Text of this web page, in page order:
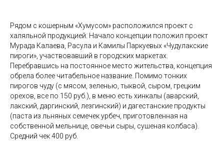
Рядом с кошерным «Хумусом» расположился проект с
халяльной продукцией. Начало концепции положил проект
Мурада Калаева, Расула и Камилы Паркуевых «Чудулакские
пироги», участвовавший в городских маркетах.
Перебравшись на постоянное место жительства, концепция
обрела более читабельное название. Помимо тонких
пирогов чуду (с мясом, зеленью, тыквой, сыром, грецким
орехов, все по 150 руб.), в меню есть хинкалы (аварский,
лакский, даргинский, лезгинский) и дагестанские продукты
(паста из льняных семечек урбеч, приготовленная на
собственной мельнице, овечьи сыры, сушеная колбаса).
Средний чек 400 руб.